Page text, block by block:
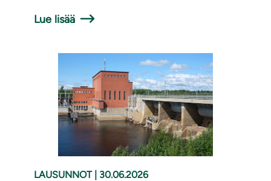
Lue lisää
LAUSUNNOT 30.06.2026